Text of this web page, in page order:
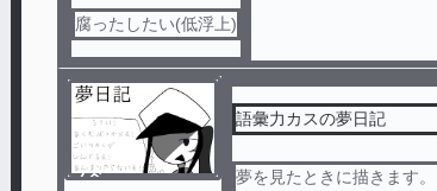
腐ったしたい(低浮上)
ノベ
語彙力カスの夢日記
夢を見たときに描きます。